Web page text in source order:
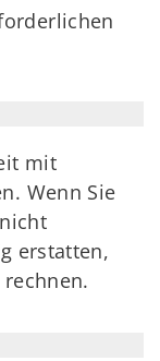
mit
Wenn Sie
erstatten,